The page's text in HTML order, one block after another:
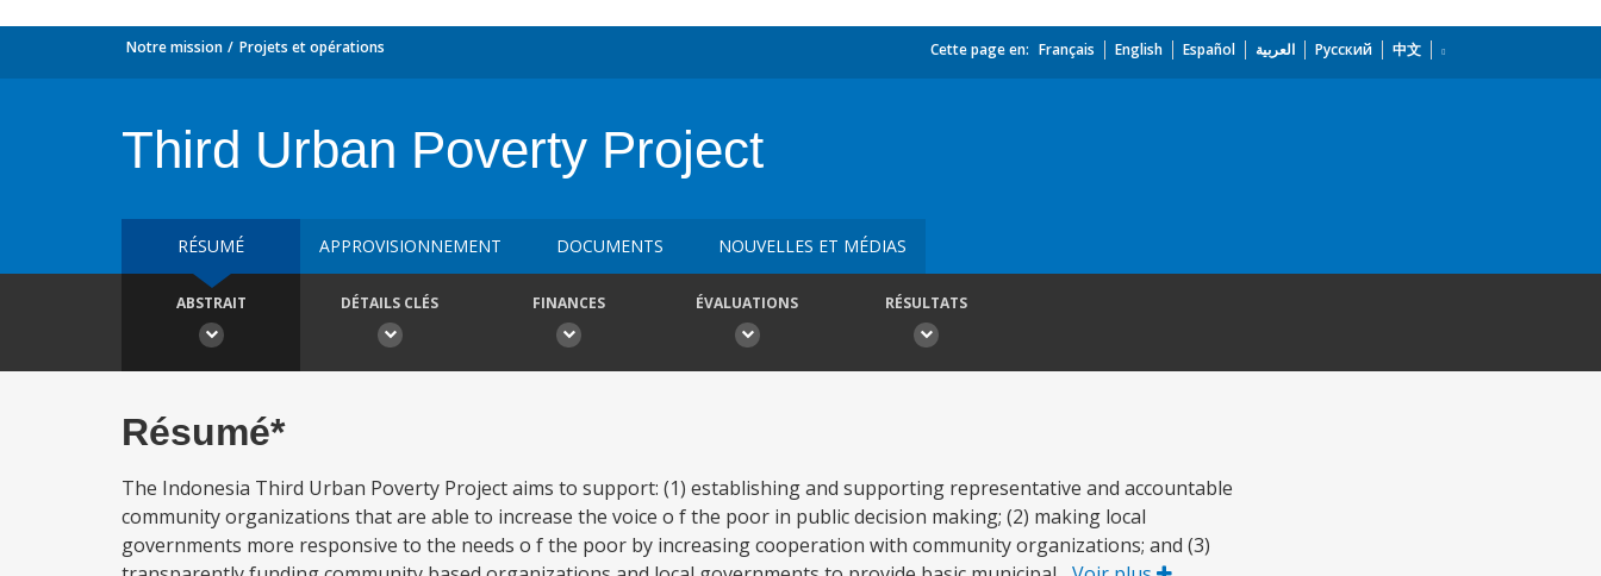
Notre mission Projets et opérations Cette page en: Français English Español العربية Русский 中文
Third Urban Poverty Project
RÉSUMÉ APPROVISIONNEMENT DOCUMENTS NOUVELLES ET MÉDIAS
ABSTRAIT DÉTAILS CLÉS FINANCES ÉVALUATIONS RÉSULTATS
Résumé*
The Indonesia Third Urban Poverty Project aims to support: (1) establishing and supporting representative and accountable
community organizations that are able to increase the voice o f the poor in public decision making; (2) making local
governments more responsive to the needs o f the poor by increasing cooperation with community organizations; and (3)